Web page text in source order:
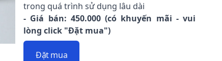
trong quá trình sử dụng lâu dài
- Giá bán: 450.000 (có khuyến mãi - vui
lòng click "Đặt mua")
Đặt mua